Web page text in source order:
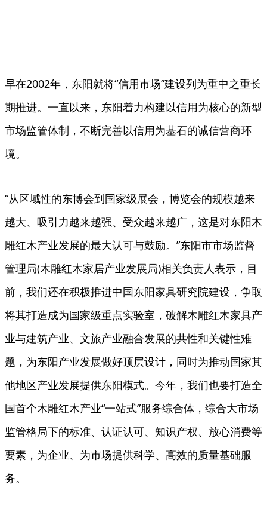
早在2002年，东阳就将“信用市场”建设列为重中之重长
期推进。一直以来，东阳着力构建以信用为核心的新型
市场监管体制，不断完善以信用为基石的诚信营商环
境。
“从区域性的东博会到国家级展会，博览会的规模越来
越大、吸引力越来越强、受众越来越广，这是对东阳木
雕红木产业发展的最大认可与鼓励。”东阳市市场监督
管理局(木雕红木家居产业发展局)相关负责人表示，目
前，我们还在积极推进中国东阳家具研究院建设，争取
将其打造成为国家级重点实验室，破解木雕红木家具产
业与建筑产业、文旅产业融合发展的共性和关键性难
题，为东阳产业发展做好顶层设计，同时为推动国家其
他地区产业发展提供东阳模式。今年，我们也要打造全
国首个木雕红木产业“一站式”服务综合体，综合大市场
监管格局下的标准、认证认可、知识产权、放心消费等
要素，为企业、为市场提供科学、高效的质量基础服
务。